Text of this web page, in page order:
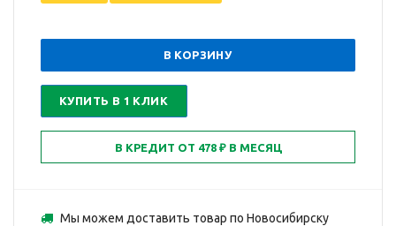
В КОРЗИНУ
КУПИТЬ В 1 КЛИК
Мы можем доставить товар по Новосибирску